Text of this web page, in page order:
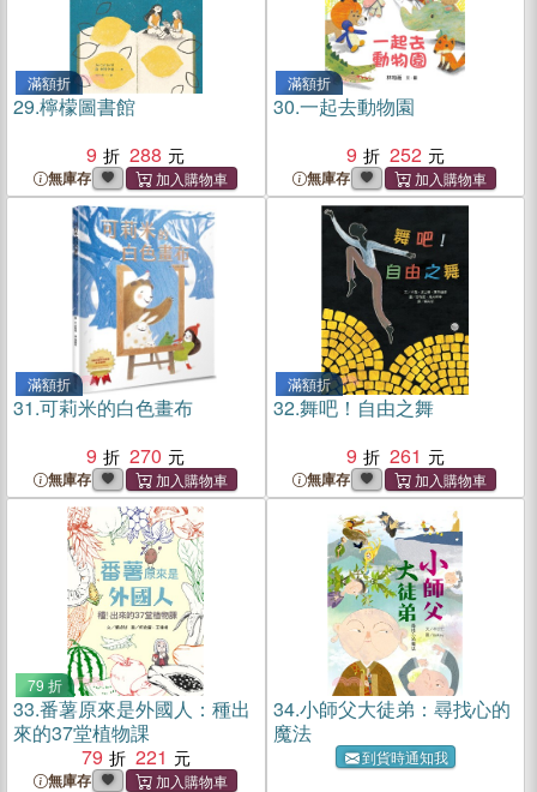
滿額折
29.檸檬圖書館
9
288
無庫存
滿額折
30.一起去動物園
9
252
無庫存
滿額折
31.可莉米的白色畫布
9
270
無庫存
滿額折
32.舞吧！自由之舞
9
261
無庫存
79 折
33.番薯原來是外國人：種出
來的37堂植物課
79
221
無庫存
34.小師父大徒弟：尋找心的
魔法
到貨時通知我